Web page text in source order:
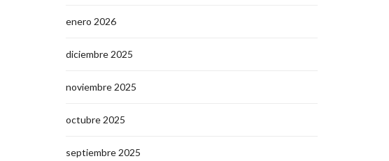
enero 2026
diciembre 2025
noviembre 2025
octubre 2025
septiembre 2025